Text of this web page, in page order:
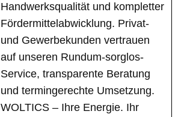
Handwerksqualität und kompletter
Fördermittelabwicklung. Privat-
und Gewerbekunden vertrauen
auf unseren Rundum-sorglos-
Service, transparente Beratung
und termingerechte Umsetzung.
WOLTICS – Ihre Energie. Ihr